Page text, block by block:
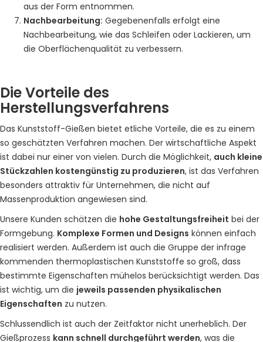
aus der Form entnommen.
Nachbearbeitung: Gegebenenfalls erfolgt eine
Nachbearbeitung, wie das Schleifen oder Lackieren, um
die Oberflächenqualität zu verbessern.
Die Vorteile des
Herstellungsverfahrens
Das Kunststoff-Gießen bietet etliche Vorteile, die es zu einem
so geschätzten Verfahren machen. Der wirtschaftliche Aspekt
ist dabei nur einer von vielen. Durch die Möglichkeit, auch kleine
Stückzahlen kostengünstig zu produzieren, ist das Verfahren
besonders attraktiv für Unternehmen, die nicht auf
Massenproduktion angewiesen sind.
Unsere Kunden schätzen die hohe Gestaltungsfreiheit bei der
Formgebung. Komplexe Formen und Designs können einfach
realisiert werden. Außerdem ist auch die Gruppe der infrage
kommenden thermoplastischen Kunststoffe so groß, dass
bestimmte Eigenschaften mühelos berücksichtigt werden. Das
ist wichtig, um die jeweils passenden physikalischen
Eigenschaften zu nutzen.
Schlussendlich ist auch der Zeitfaktor nicht unerheblich. Der
Gießprozess kann schnell durchgeführt werden, was die